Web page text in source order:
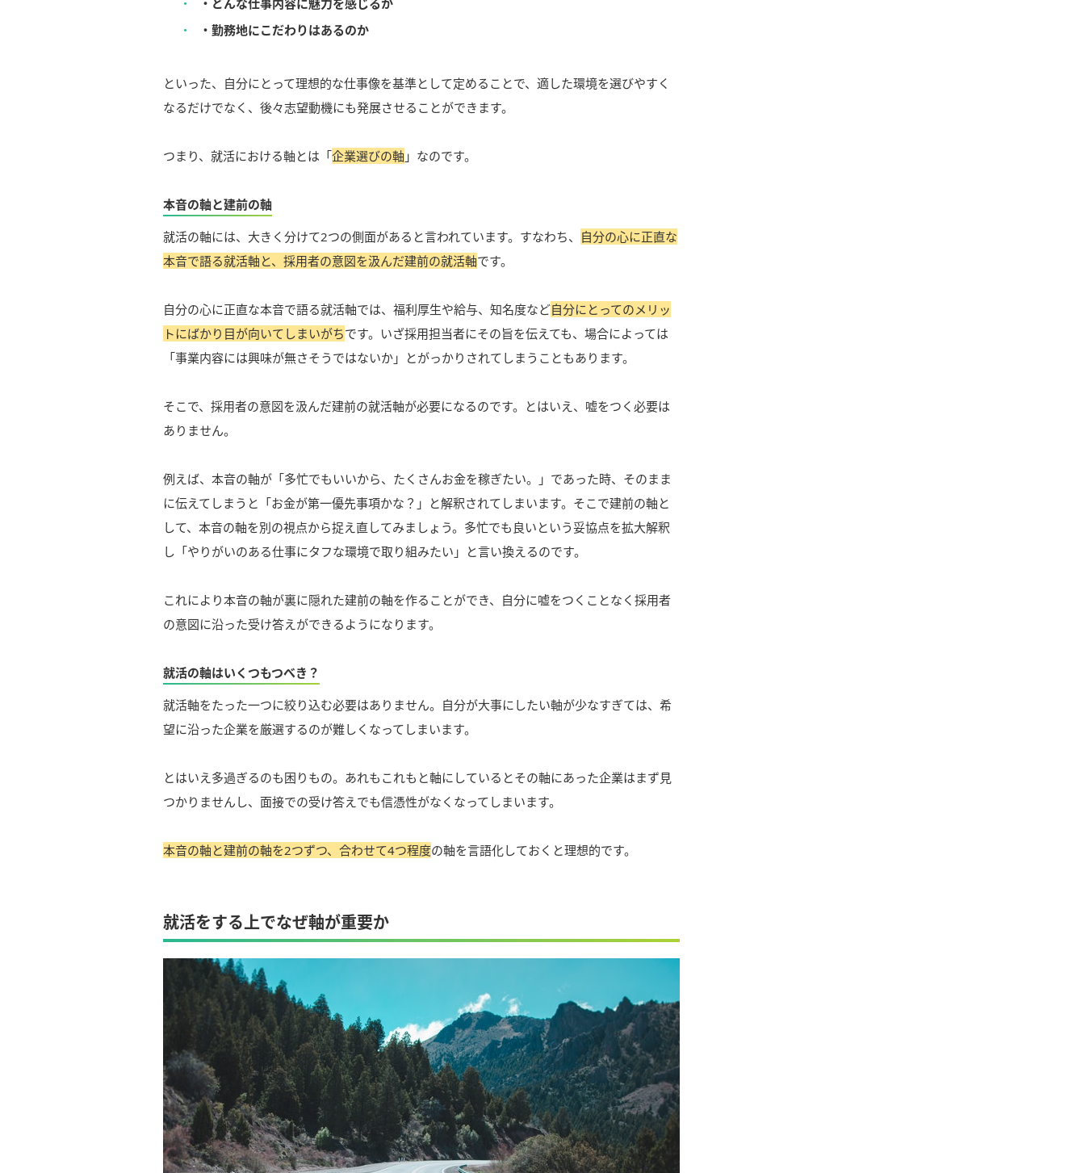
・どんな仕事内容に魅力を感じるか
・勤務地にこだわりはあるのか
といった、自分にとって理想的な仕事像を基準として定めることで、適した環境を選びやすく
なるだけでなく、後々志望動機にも発展させることができます。
つまり、就活における軸とは「企業選びの軸 」なのです。
本音の軸と建前の軸
就活の軸には、大きく分けて2つの側面があると言われています。すなわち、 自分の心に正直な
本音で語る就活軸と、採用者の意図を汲んだ建前の就活軸です。
自分の心に正直な本音で語る就活軸では、福利厚生や給与、知名度など自分にとってのメリッ
トにばかり目が向いてしまいがちです。いざ採用担当者にその旨を伝えても、場合によっては
「事業内容には興味が無さそうではないか」とがっかりされてしまうこともあります。
そこで、採用者の意図を汲んだ建前の就活軸が必要になるのです。とはいえ、嘘をつく必要は
ありません。
例えば、本音の軸が「多忙でもいいから、たくさんお金を稼ぎたい。」であった時、そのまま
に伝えてしまうと「お金が第一優先事項かな？」と解釈されてしまいます。そこで建前の軸と
して、本音の軸を別の視点から捉え直してみましょう。多忙でも良いという妥協点を拡大解釈
し「やりがいのある仕事にタフな環境で取り組みたい」と言い換えるのです。
これにより本音の軸が裏に隠れた建前の軸を作ることができ、自分に嘘をつくことなく採用者
の意図に沿った受け答えができるようになります。
就活の軸はいくつもつべき？
就活軸をたった一つに絞り込む必要はありません。自分が大事にしたい軸が少なすぎては、希
望に沿った企業を厳選するのが難しくなってしまいます。
とはいえ多過ぎるのも困りもの。あれもこれもと軸にしているとその軸にあった企業はまず見
つかりませんし、面接での受け答えでも信憑性がなくなってしまいます。
本音の軸と建前の軸を2つずつ、合わせて4つ程度の軸を言語化しておくと理想的です。
就活をする上でなぜ軸が重要か